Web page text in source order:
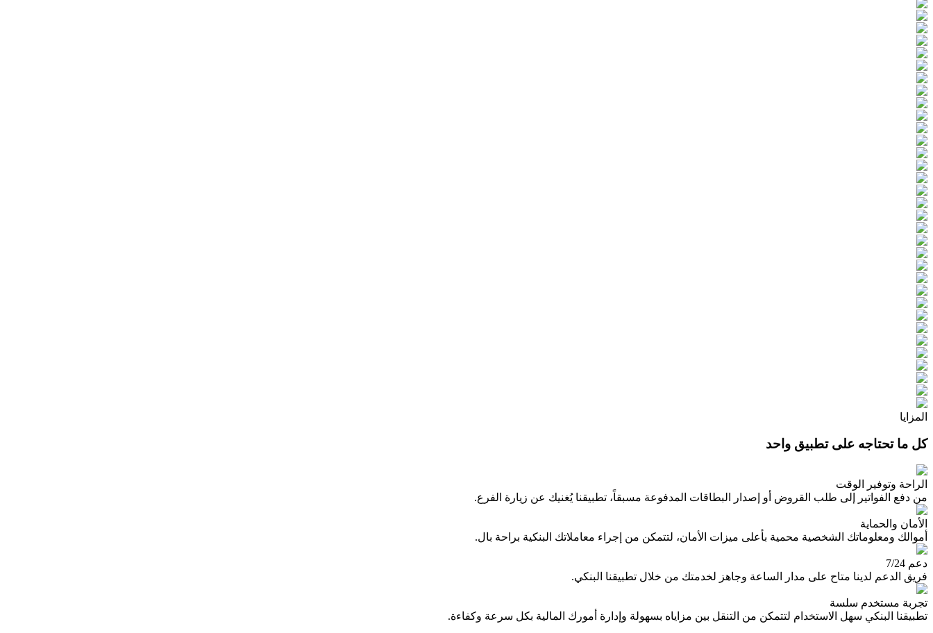
المزايا
كل ما تحتاجه على تطبيق واحد
الراحة وتوفير الوقت
من دفع الفواتير إلى طلب القروض أو إصدار البطاقات المدفوعة مسبقاً، تطبيقنا يُغنيك عن زيارة الفرع.
الأمان والحماية
أموالك ومعلوماتك الشخصية محمية بأعلى ميزات الأمان، لتتمكن من إجراء معاملاتك البنكية براحة بال.
دعم 7/24
فريق الدعم لدينا متاح على مدار الساعة وجاهز لخدمتك من خلال تطبيقنا البنكي.
تجربة مستخدم سلسة
تطبيقنا البنكي سهل الاستخدام لتتمكن من التنقل بين مزاياه بسهولة وإدارة أمورك المالية بكل سرعة وكفاءة.